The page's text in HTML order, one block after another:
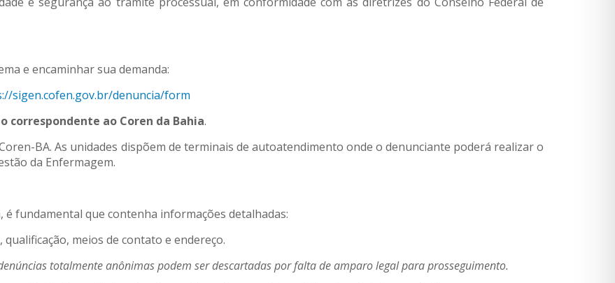
e encaminhar sua demanda:
sigen.cofen.gov.br/denuncia/form
correspondente ao Coren da Bahia.
BA. As unidades dispõem de terminais de autoatendimento onde o denunciante poderá realizar o
da Enfermagem.
é fundamental que contenha informações detalhadas:
meios de contato e endereço.
totalmente anônimas podem ser descartadas por falta de amparo legal para prosseguimento.